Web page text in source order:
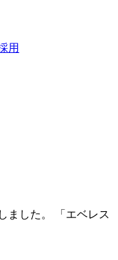
用
ました。 「エベレス